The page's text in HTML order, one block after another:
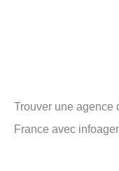
Trouver une agence
France avec